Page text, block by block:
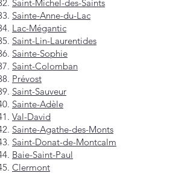
Saint-Michel-des-Saints
Sainte-Anne-du-Lac
Lac-Mégantic
Saint-Lin-Laurentides
Sainte-Sophie
Saint-Colomban
Prévost
Saint-Sauveur
Sainte-Adèle
Val-David
Sainte-Agathe-des-Monts
Saint-Donat-de-Montcalm
Baie-Saint-Paul
Clermont